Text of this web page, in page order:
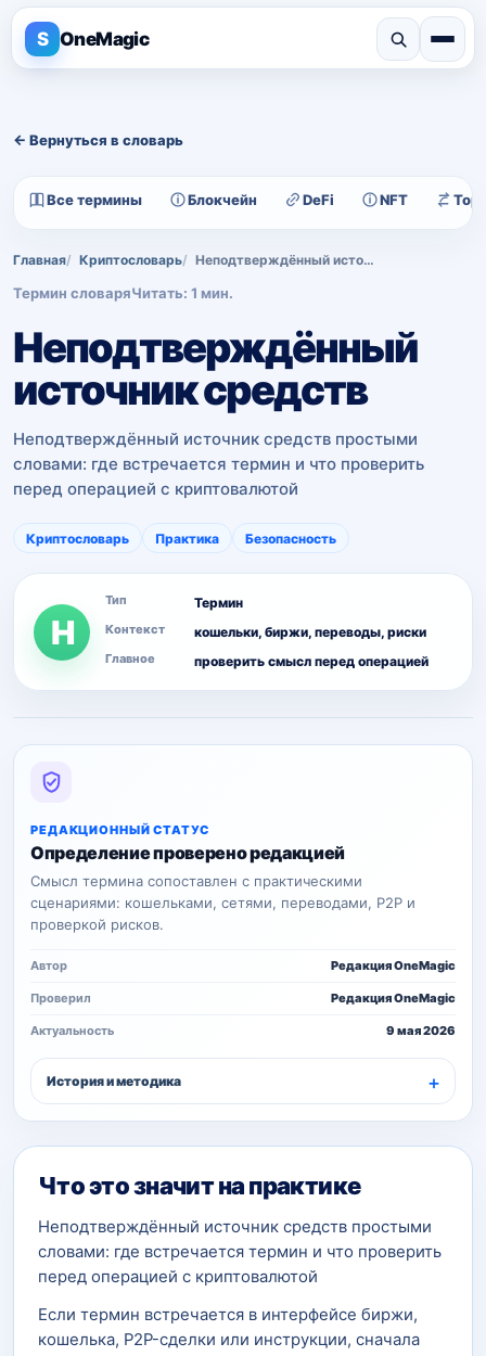
S OneMagic
← Вернуться в словарь
Все термины Блокчейн DeFi NFT
Главная Криптословарь Неподтверждённый источник средств
Термин словаряЧитать: 1 мин.
Неподтверждённый
источник средств
Неподтверждённый источник средств простыми
словами: где встречается термин и что проверить
перед операцией с криптовалютой
Криптословарь Практика Безопасность
Н
Тип Термин
Контекст кошельки, биржи, переводы, риски
Главное проверить смысл перед операцией
РЕДАКЦИОННЫЙ СТАТУС
Определение проверено редакцией
Смысл термина сопоставлен с практическими
сценариями: кошельками, сетями, переводами, P2P и
проверкой рисков.
Автор Редакция OneMagic
Проверил Редакция OneMagic
Актуальность 9 мая 2026
История и методика
Что это значит на практике
Неподтверждённый источник средств простыми
словами: где встречается термин и что проверить
перед операцией с криптовалютой
Если термин встречается в интерфейсе биржи,
кошелька, P2P-сделки или инструкции, сначала